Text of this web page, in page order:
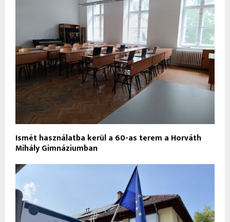
Ismét használatba kerül a 60-as terem a Horváth
Mihály Gimnáziumban